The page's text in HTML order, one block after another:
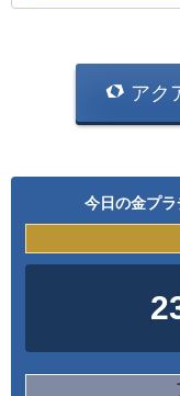
アク
今日の金プ